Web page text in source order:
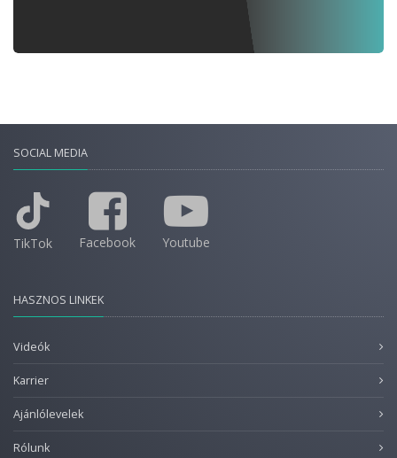
SOCIAL MEDIA
TikTok Facebook Youtube
HASZNOS LINKEK
Videók
Karrier
Ajánlólevelek
Rólunk